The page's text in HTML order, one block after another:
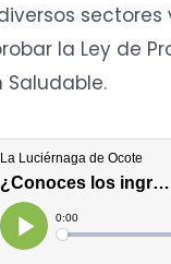
sectores
la Ley de